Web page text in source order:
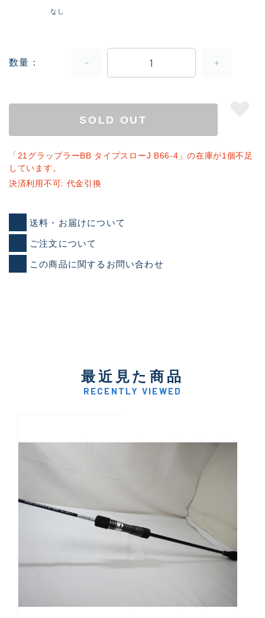
なし
数量
SOLD OUT
「21グラップラーBB タイプスローJ B66-4」の在庫が1個不足
しています。
決済利用不可: 代金引換
送料・お届けについて
ご注文について
この商品に関するお問い合わせ
最近見た商品
RECENTLY VIEWED